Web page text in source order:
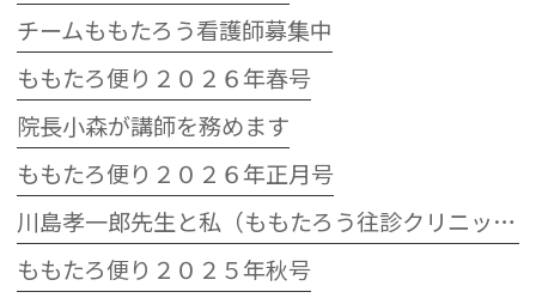
チームももたろう看護師募集中
ももたろ便り２０２６年春号
院長小森が講師を務めます
ももたろ便り２０２６年正月号
川島孝一郎先生と私（ももたろう往診クリニック開院15周年記念特別講演会）
ももたろ便り２０２５年秋号